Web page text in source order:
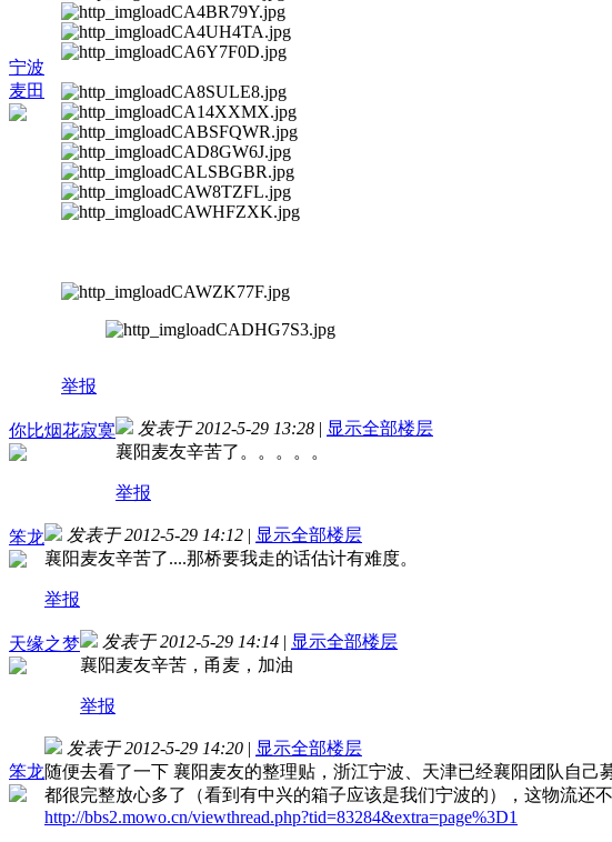
宁波
麦田
举报
你比烟花寂寞 发表于 2012-5-29 13:28 | 显示全部楼层
襄阳麦友辛苦了。。。。。
举报
笨龙 发表于 2012-5-29 14:12 | 显示全部楼层
襄阳麦友辛苦了....那桥要我走的话估计有难度。
举报
天缘之梦 发表于 2012-5-29 14:14 | 显示全部楼层
襄阳麦友辛苦，甬麦，加油
举报
笨龙
发表于 2012-5-29 14:20 | 显示全部楼层
随便去看了一下 襄阳麦友的整理贴，浙江宁波、天津已经襄阳团队自己
都很完整放心多了（看到有中兴的箱子应该是我们宁波的），这物流还
http://bbs2.mowo.cn/viewthread.php?tid=83284&extra=page%3D1